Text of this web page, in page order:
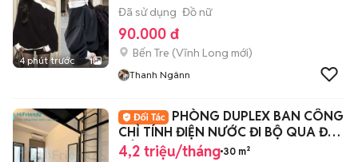
4 phút trước 1
Đã sử dụng Đồ nữ
90.000 đ
Bến Tre (Vĩnh Long mới)
Thanh Ngânn
PHÒNG DUPLEX BAN CÔNG
CHỈ TÍNH ĐIỆN NƯỚC ĐI BỘ QUA ĐH
CÔNG NGHIỆP
4,2 triệu/tháng 30 m²